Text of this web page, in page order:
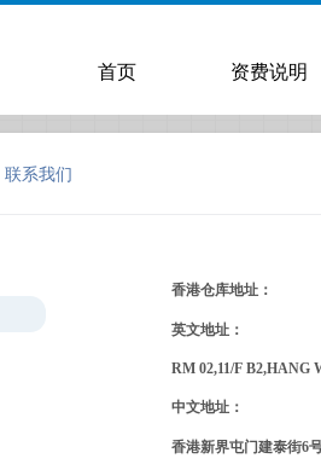
首页 资费说明
联系我们
香港仓库地址：
英文地址：
RM 02,11/F
中文地址：
香港新界屯门建泰街6